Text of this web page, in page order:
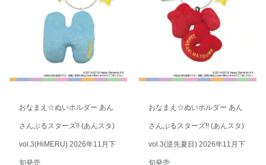
おなまえ☆ぬいホルダー あん
さんぶるスターズ!! (あんスタ)
vol.3(HiMERU) 2026年11月下
旬発売
おなまえ☆ぬいホルダー あん
さんぶるスターズ!! (あんスタ)
vol.3(逆先夏目) 2026年11月下
旬発売